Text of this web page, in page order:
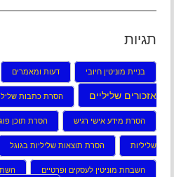
תגיות
בניית מוניטין חיובי דעות ומאמרים
אזכורים שליליים הסרת כתבות
הסרת מידע אישי רגיש הסרת תוכן
שליליות הסרת תוצאות שליליות בגוגל
השבחת מוניטין לעסקים ופרטיים